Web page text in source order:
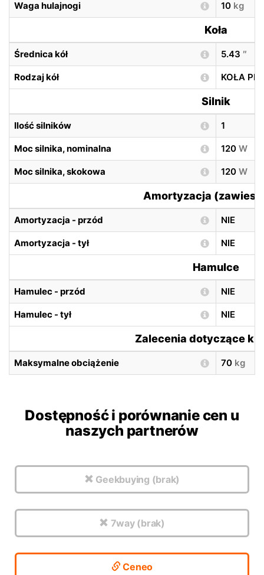
Waga hulajnogi 10 kg
Koła
Średnica kół 5.43 ″
Rodzaj kół KOŁA
Silnik
Ilość silników 1
Moc silnika, nominalna 120 W
Moc silnika, skokowa 120 W
Amortyzacja
Amortyzacja - przód NIE
Amortyzacja - tył NIE
Hamulce
Hamulec - przód NIE
Hamulec - tył NIE
Zalecenia dotyczące
Maksymalne obciążenie 70 kg
Dostępność i porównanie cen u
naszych partnerów
Geekbuying (brak)
7way (brak)
Ceneo